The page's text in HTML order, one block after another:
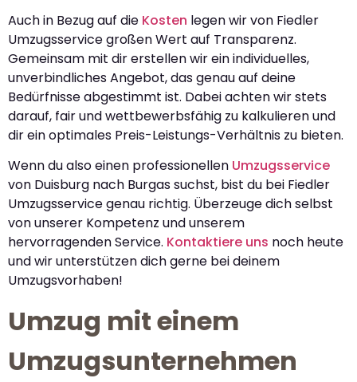
Auch in Bezug auf die Kosten legen wir von Fiedler
Umzugsservice großen Wert auf Transparenz.
Gemeinsam mit dir erstellen wir ein individuelles,
unverbindliches Angebot, das genau auf deine
Bedürfnisse abgestimmt ist. Dabei achten wir stets
darauf, fair und wettbewerbsfähig zu kalkulieren und
dir ein optimales Preis-Leistungs-Verhältnis zu bieten.
Wenn du also einen professionellen Umzugsservice
von Duisburg nach Burgas suchst, bist du bei Fiedler
Umzugsservice genau richtig. Überzeuge dich selbst
von unserer Kompetenz und unserem
hervorragenden Service. Kontaktiere uns noch heute
und wir unterstützen dich gerne bei deinem
Umzugsvorhaben!
Umzug mit einem
Umzugsunternehmen